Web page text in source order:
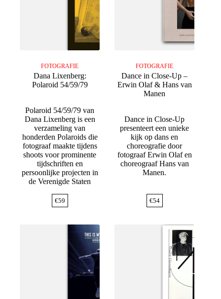
FOTOGRAFIE
Dana Lixenberg:
Polaroid 54/59/79
Polaroid 54/59/79 van
Dana Lixenberg is een
verzameling van
honderden Polaroids die
fotograaf maakte tijdens
shoots voor prominente
tijdschriften en
persoonlijke projecten in
de Verenigde Staten
€59
FOTOGRAFIE
Dance in Close-Up –
Erwin Olaf & Hans van
Manen
Dance in Close-Up
presenteert een unieke
kijk op dans en
choreografie door
fotograaf Erwin Olaf en
choreograaf Hans van
Manen.
€54